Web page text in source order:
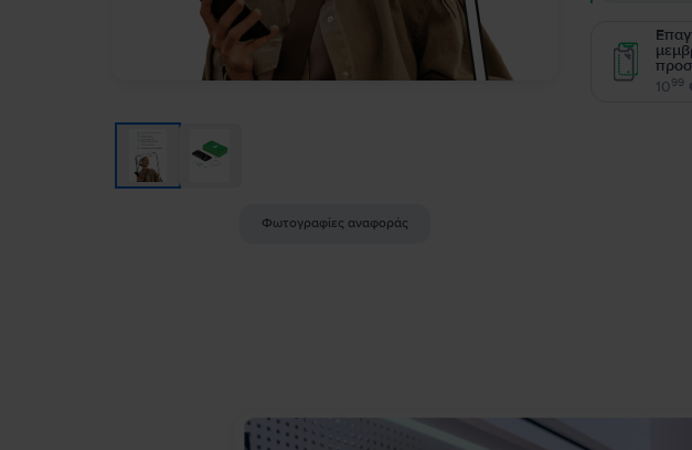
Φωτογραφίες αναφοράς
1099